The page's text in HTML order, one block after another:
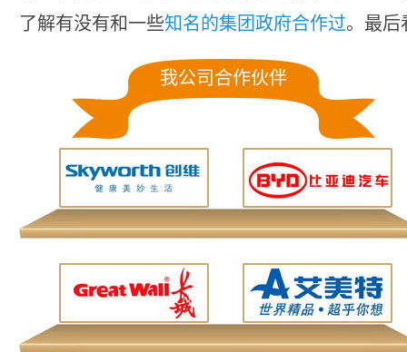
了解有没有和一些知名的集团政府合作过。最后
我公司合作伙伴